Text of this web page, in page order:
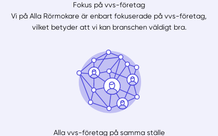
Fokus på vvs-företag
Vi på Alla Rörmokare är enbart fokuserade på vvs-företag,
vilket betyder att vi kan branschen väldigt bra.
Alla vvs-företag på samma ställe